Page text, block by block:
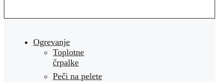
Ogrevanje
Toplotne
črpalke
Peči na pelete